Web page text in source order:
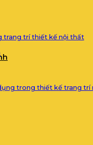
trang trí thiết kế nội thất
trong thiết kế trang trí